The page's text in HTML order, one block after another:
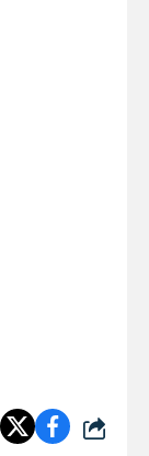
شارك